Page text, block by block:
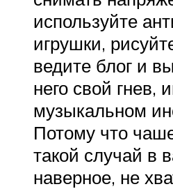
используйте
игрушки,
ведите блог и
него свой гнев,
музыкальном
Потому что
такой случай в
наверное, не